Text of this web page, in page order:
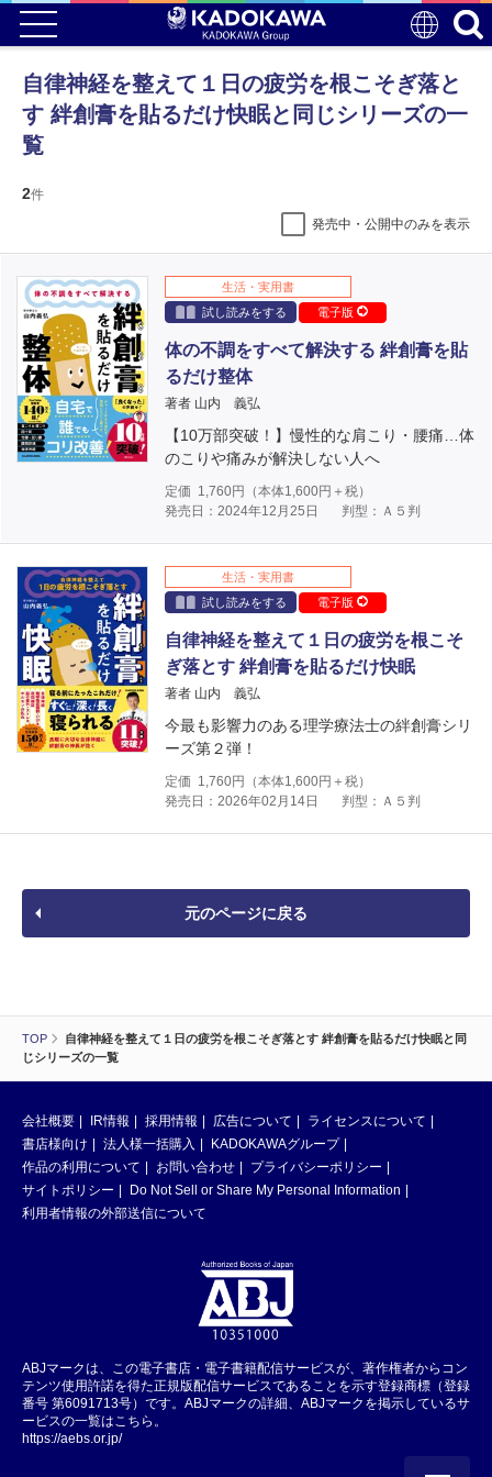
TOP
自律神経を整えて１日の疲労を根こそぎ落とす 絆創膏を貼るだけ快眠と同
じシリーズの一覧
自律神経を整えて１日の疲労を根こそぎ落と
す 絆創膏を貼るだけ快眠と同じシリーズの一
覧
2件
発売中・公開中のみを表示
生活・実用書
試し読みをする
電子版
体の不調をすべて解決する 絆創膏を貼
るだけ整体
著者 山内 義弘
【10万部突破！】慢性的な肩こり・腰痛…体
のこりや痛みが解決しない人へ
定価 1,760円（本体1,600円＋税）
発売日：2024年12月25日
判型：Ａ５判
生活・実用書
試し読みをする
電子版
自律神経を整えて１日の疲労を根こそ
ぎ落とす 絆創膏を貼るだけ快眠
著者 山内 義弘
今最も影響力のある理学療法士の絆創膏シリ
ーズ第２弾！
定価 1,760円（本体1,600円＋税）
発売日：2026年02月14日
判型：Ａ５判
元のページに戻る
会社概要 IR情報 採用情報 広告について
ライセンスについて
書店様向け
法人様一括購入
KADOKAWAグループ
作品の利用について
お問い合わせ
プライバシーポリシー
サイトポリシー
Do Not Sell or Share My Personal Information
利用者情報の外部送信について
ABJマークは、この電子書店・電子書籍配信サービスが、著作権者からコン
テンツ使用許諾を得た正規版配信サービスであることを示す登録商標（登録
番号 第6091713号）です。ABJマークの詳細、ABJマークを掲示しているサ
ービスの一覧はこちら。
https://aebs.or.jp/